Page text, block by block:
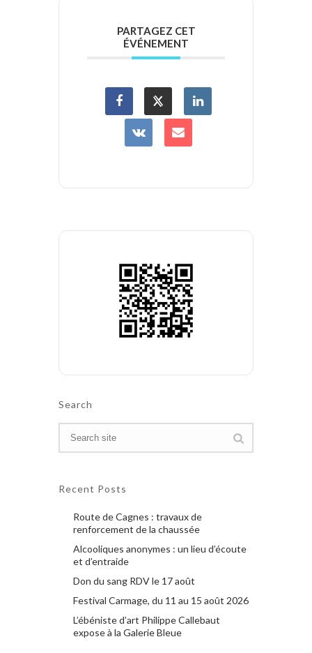
PARTAGEZ CET
ÉVÉNEMENT
Search
Recent Posts
Route de Cagnes : travaux de
renforcement de la chaussée
Alcooliques anonymes : un lieu d’écoute
et d’entraide
Don du sang RDV le 17 août
Festival Carmage, du 11 au 15 août 2026
L’ébéniste d’art Philippe Callebaut
expose à la Galerie Bleue